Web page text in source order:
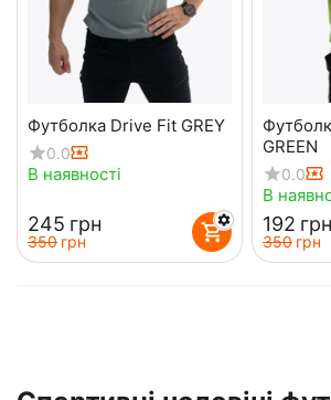
Футболка Drive Fit GREY
0.0
В наявності
‍245‍ грн
‍350‍ грн
GREEN
0.0
В
‍192‍ грн
‍350‍ грн